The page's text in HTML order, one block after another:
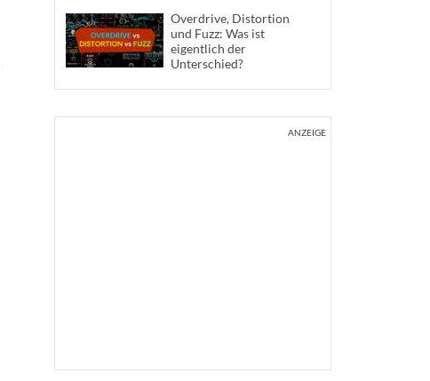
Overdrive, Distortion
und Fuzz: Was ist
eigentlich der
Unterschied?
ANZEIGE